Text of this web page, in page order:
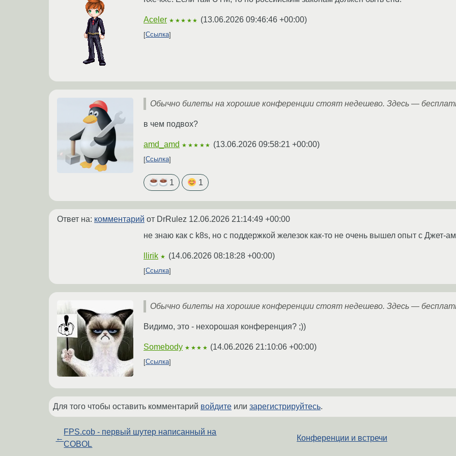
Aceler ★★★★★ (13.06.2026 09:46:46 +00:00)
Ссылка
Обычно билеты на хорошие конференции стоят недешево. Здесь —
в чем подвох?
amd_amd ★★★★★ (13.06.2026 09:58:21 +00:00)
Ссылка
1 1
Ответ на: комментарий от DrRulez 12.06.2026 21:14:49 +00:00
не знаю как с k8s, но с поддержкой железок как-то не очень вышел опыт с Джет-
llirik ★ (14.06.2026 08:18:28 +00:00)
Ссылка
Обычно билеты на хорошие конференции стоят недешево. Здесь —
Видимо, это - нехорошая конференция? ;))
Somebody ★★★★ (14.06.2026 21:10:06 +00:00)
Ссылка
Для того чтобы оставить комментарий войдите или зарегистрируйтесь.
←
FPS.cob - первый шутер написанный на
COBOL
Конференции и встречи